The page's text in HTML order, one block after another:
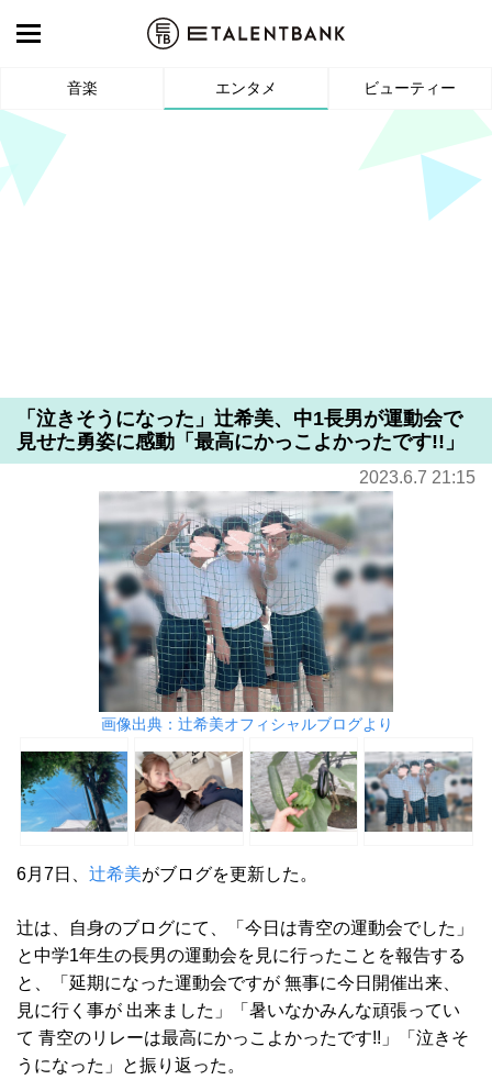
音楽 エンタメ ビューティー
「泣きそうになった」辻希美、中1長男が運動会で
見せた勇姿に感動「最高にかっこよかったです!!」
2023.6.7 21:15
画像出典：辻希美オフィシャルブログより
6月7日、 辻希美がブログを更新した。
辻は、自身のブログにて、「今日は青空の運動会でした」
と中学1年生の長男の運動会を見に行ったことを報告する
と、「延期になった運動会ですが 無事に今日開催出来、
見に行く事が 出来ました」「暑いなかみんな頑張ってい
て 青空のリレーは最高にかっこよかったです!!」「泣きそ
うになった」と振り返った。